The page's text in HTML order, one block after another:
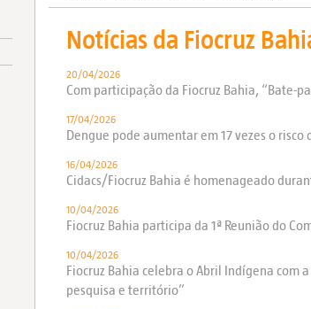
Notícias da Fiocruz
20/04/2026
Com participação da Fiocruz Bahia, “Bate-
17/04/2026
Dengue pode aumentar em 17 vezes o
16/04/2026
Cidacs/Fiocruz Bahia é homenageado
10/04/2026
Fiocruz Bahia participa da 1ª Reunião do
10/04/2026
Fiocruz Bahia celebra o Abril Indígena com
pesquisa e território”